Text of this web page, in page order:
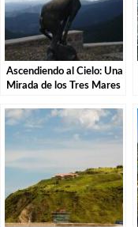
Ascendiendo al Cielo: Una
Mirada de los Tres Mares